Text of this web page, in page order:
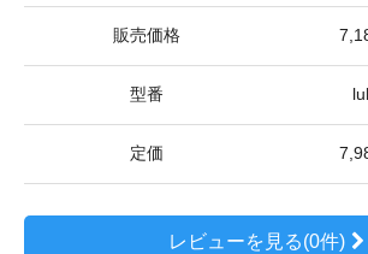
販売価格
型番
定価
レビューを見る(0件)